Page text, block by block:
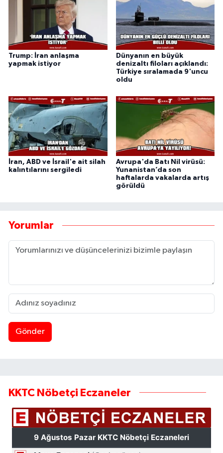
Trump: İran anlaşma
yapmak istiyor
Dünyanın en büyük
denizaltı filoları açıklandı:
Türkiye sıralamada 9'uncu
oldu
İran, ABD ve İsrail'e ait silah
kalıntılarını sergiledi
Avrupa'da Batı Nil virüsü:
Yunanistan’da son
haftalarda vakalarda artış
görüldü
Yorumlar
Gönder
KKTC Nöbetçi Eczaneler